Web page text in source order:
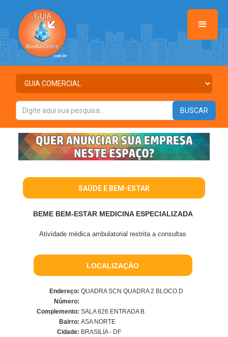
SAÚDE E BEM-ESTAR
BEME BEM-ESTAR MEDICINA ESPECIALIZADA
Atividade médica ambulatorial restrita a consultas
LOCALIZAÇÃO
Endereço: QUADRA SCN QUADRA 2 BLOCO D
Número:
Complemento: SALA 626 ENTRADA B
Bairro: ASA NORTE
Cidade: BRASILIA - DF